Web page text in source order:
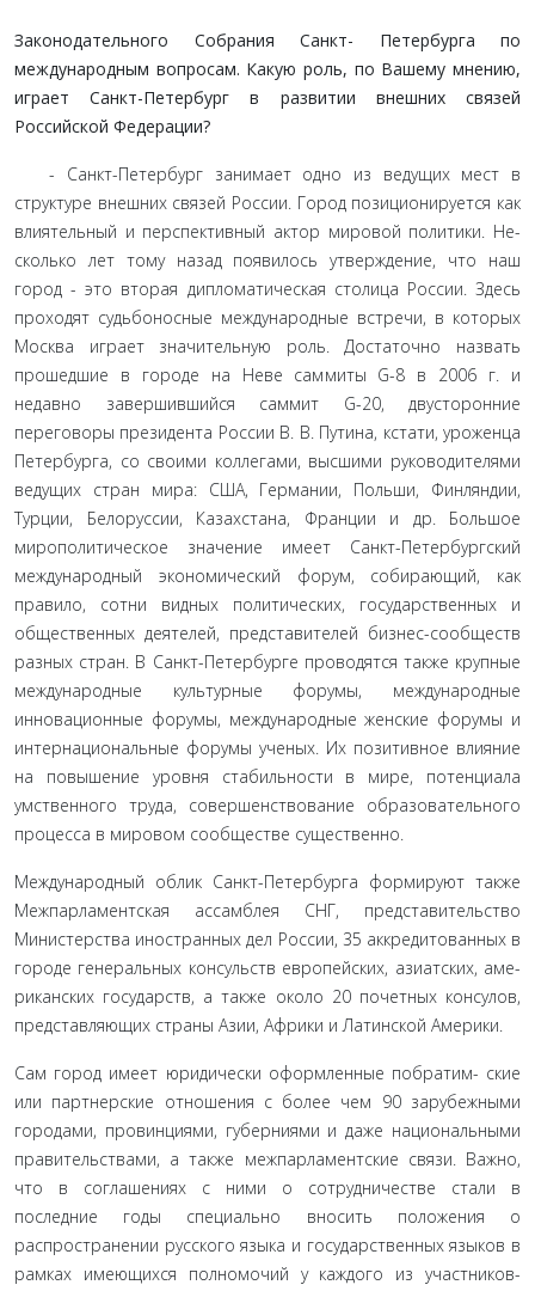
Законодательного Собрания Санкт- Петербурга по
международным вопросам. Какую роль, по Вашему мнению,
играет Санкт-Петербург в развитии внешних связей
Российской Федерации?
- Санкт-Петербург занимает одно из ведущих мест в
структуре внешних связей России. Город позиционируется как
влиятельный и перспективный актор мировой политики. Не­
сколько лет тому назад появилось утверждение, что наш
город - это вторая дипломатическая столица России. Здесь
прохо­дят судьбоносные международные встречи, в которых
Москва играет значительную роль. Достаточно назвать
прошедшие в городе на Неве саммиты G-8 в 2006 г. и
недавно завершивший­ся саммит G-20, двусторонние
переговоры президента России В. В. Путина, кстати, уроженца
Петербурга, со своими колле­гами, высшими руководителями
ведущих стран мира: США, Германии, Польши, Финляндии,
Турции, Белоруссии, Казах­стана, Франции и др. Большое
мирополитическое значение имеет Санкт-Петербургский
международный экономический форум, собирающий, как
правило, сотни видных политиче­ских, государственных и
общественных деятелей, представите­лей бизнес-сообществ
разных стран. В Санкт-Петербурге про­водятся также крупные
международные культурные форумы, международные
инновационные форумы, международные женские форумы и
интернациональные форумы ученых. Их позитивное влияние
на повышение уровня стабильности в мире, потенциала
умственного труда, совершенствование об­разовательного
процесса в мировом сообществе существенно.
Международный облик Санкт-Петербурга формируют также
Межпарламентская ассамблея СНГ, представительство
Министерства иностранных дел России, 35 аккредитованных в
городе генеральных консульств европейских, азиатских, аме­
риканских государств, а также около 20 почетных консулов,
представляющих страны Азии, Африки и Латинской Амери­ки.
Сам город имеет юридически оформленные побратим- ские
или партнерские отношения с более чем 90 зарубежными
городами, провинциями, губерниями и даже национальными
правительствами, а также межпарламентские связи. Важно,
что в соглашениях с ними о сотрудничестве стали в
последние годы специально вносить положения о
распространении рус­ского языка и государственных языков в
рамках имеющихся полномочий у каждого из участников-